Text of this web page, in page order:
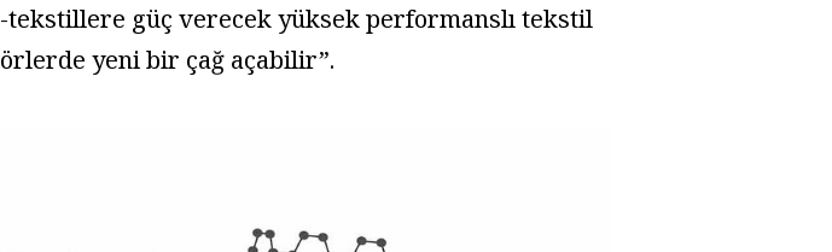
güç verecek yüksek performanslı tekstil
yeni bir çağ açabilir”.